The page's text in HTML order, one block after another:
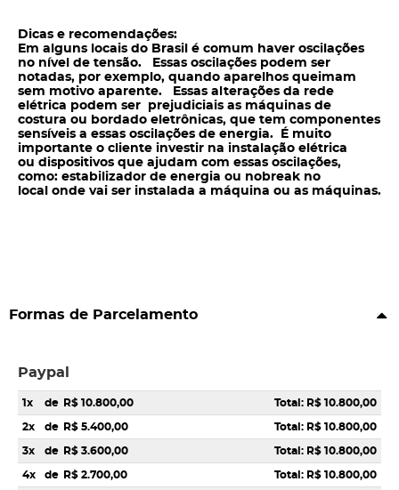
Dicas e recomendações:
Em alguns locais do Brasil é comum haver oscilações
no nível de tensão. Essas oscilações podem ser
notadas, por exemplo, quando aparelhos queimam
sem motivo aparente. Essas alterações da rede
elétrica podem ser prejudiciais as máquinas de
costura ou bordado eletrônicas, que tem componentes
sensíveis a essas oscilações de energia. É muito
importante o cliente investir na instalação elétrica
ou dispositivos que ajudam com essas oscilações,
como: estabilizador de energia ou nobreak no
local onde vai ser instalada a máquina ou as máquinas.
Formas de Parcelamento
Paypal
1x de R$ 10.800,00 Total: R$ 10.800,00
2x de R$ 5.400,00 Total: R$ 10.800,00
3x de R$ 3.600,00 Total: R$ 10.800,00
4x de R$ 2.700,00 Total: R$ 10.800,00